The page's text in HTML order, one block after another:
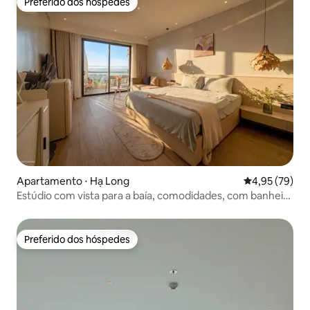
Preferido dos hóspedes
Apartamento ⋅ Hạ Long 4,95 de uma
4,95 (79)
Estúdio com vista para a baía, comodidades, com banheira
Preferido dos hóspedes
Preferido dos hóspedes